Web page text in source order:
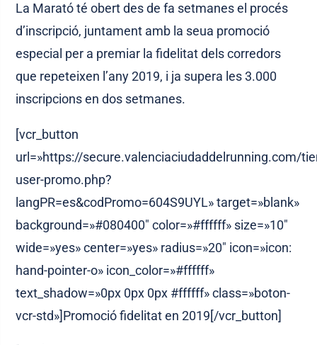
La Marató té obert des de fa setmanes el procés
d’inscripció, juntament amb la seua promoció
especial per a premiar la fidelitat dels corredors
que repeteixen l’any 2019, i ja supera les 3.000
inscripcions en dos setmanes.
[vcr_button
url=»https://secure.valenciaciudaddelrunning.com/
user-promo.php?
langPR=es&codPromo=604S9UYL» target=»blank»
background=»#080400″ color=»#ffffff» size=»10″
wide=»yes» center=»yes» radius=»20″ icon=»icon:
hand-pointer-o» icon_color=»#ffffff»
text_shadow=»0px 0px 0px #ffffff» class=»boton-
vcr-std»]Promoció fidelitat en 2019[/vcr_button]